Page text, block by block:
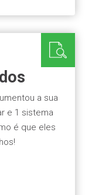
a sua
e 1 sistema
é que eles